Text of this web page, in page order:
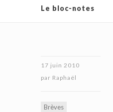
Le bloc-notes
17 juin 2010
par Raphaël
Brèves